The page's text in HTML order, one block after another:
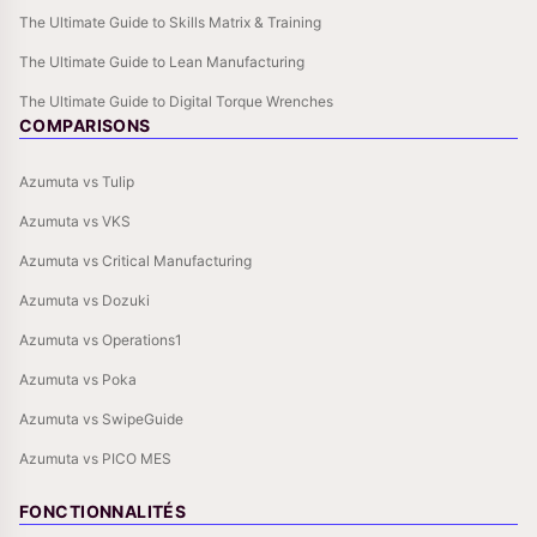
The Ultimate Guide to Skills Matrix & Training
The Ultimate Guide to Lean Manufacturing
The Ultimate Guide to Digital Torque Wrenches
COMPARISONS
Azumuta vs Tulip
Azumuta vs VKS
Azumuta vs Critical Manufacturing
Azumuta vs Dozuki
Azumuta vs Operations1
Azumuta vs Poka
Azumuta vs SwipeGuide
Azumuta vs PICO MES
FONCTIONNALITÉS